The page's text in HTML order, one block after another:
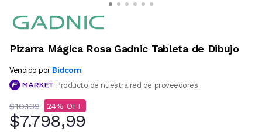
Pizarra Mágica Rosa Gadnic Tableta de Dibujo
Vendido por Bidcom
Producto de nuestra red de proveedores
$10.139 24
$7.798,99